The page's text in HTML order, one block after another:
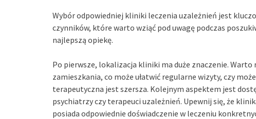
Wybór odpowiedniej kliniki leczenia uzależnień jest
czynników, które warto wziąć pod uwagę podczas
najlepszą opiekę.
Po pierwsze, lokalizacja kliniki ma duże znaczenie.
zamieszkania, co może ułatwić regularne wizyty, czy
terapeutyczna jest szersza. Kolejnym aspektem jest
psychiatrzy czy terapeuci uzależnień. Upewnij się, że
posiada odpowiednie doświadczenie w leczeniu